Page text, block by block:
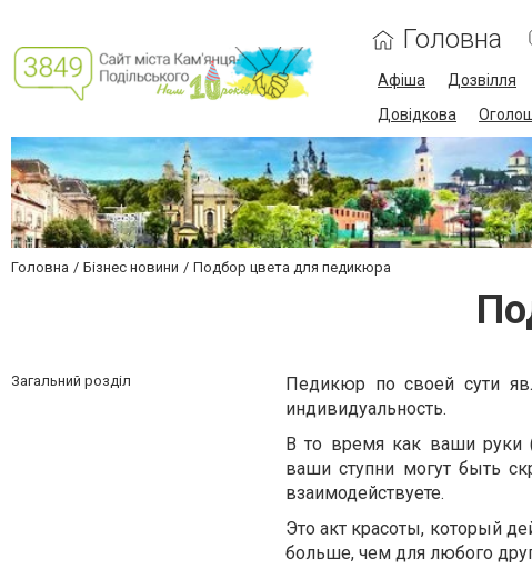
Головна
Афіша Дозвілля
Довідкова
Головна Бізнес новини Подбор цвета для педикюра
Загальний розділ
Педикюр по своей сути
индивидуальность.
В то время как ваши руки
ваши ступни могут быть
взаимодействуете.
Это акт красоты, который
больше, чем для любого